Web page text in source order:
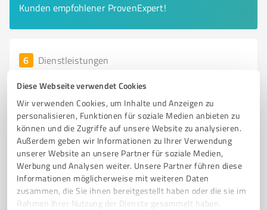
Diese Webseite verwendet Cookies
Wir verwenden Cookies, um Inhalte und Anzeigen zu
personalisieren, Funktionen für soziale Medien anbieten zu
können und die Zugriffe auf unsere Website zu analysieren.
Außerdem geben wir Informationen zu Ihrer Verwendung
unserer Website an unsere Partner für soziale Medien,
Werbung und Analysen weiter. Unsere Partner führen diese
Informationen möglicherweise mit weiteren Daten
zusammen, die Sie ihnen bereitgestellt haben oder die sie im
Rahmen Ihrer Nutzung der Dienste gesammelt haben.
Kunden empfohlener ProvenExpert!
6 Dienstleistungen
Individuelle Bestattungsdienstleistun
BESTATTUNGEN BESTATTUNGSHAUS TRAUERFALL
INDIVIDUELLE BERATUNG ABSCHIED UNTERSTÜTZUNG
BESTATTUNGSVORSORGE ERINNERUNGSSTÜCKE TRAUERBEGLEITUNG
FAMILIENUNTERNEHMEN BAD FRANKENHAUSEN TRAUERPSYCHOLOGIE